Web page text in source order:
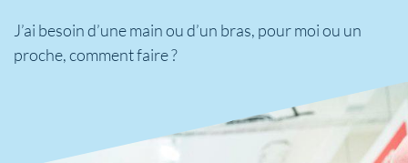
J’ai besoin d’une main ou d’un bras, pour moi ou un
proche, comment faire ?